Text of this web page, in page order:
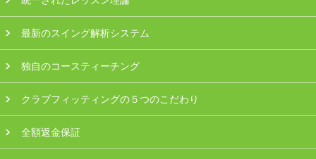
関東（神奈川・埼玉・千葉）
中部（静岡・愛知）
関西（大阪・兵庫・滋賀）
受講生の声
最新のスイング解析システム
独自のコースティーチング
クラブフィッティングの５つのこだわり
全額返金保証